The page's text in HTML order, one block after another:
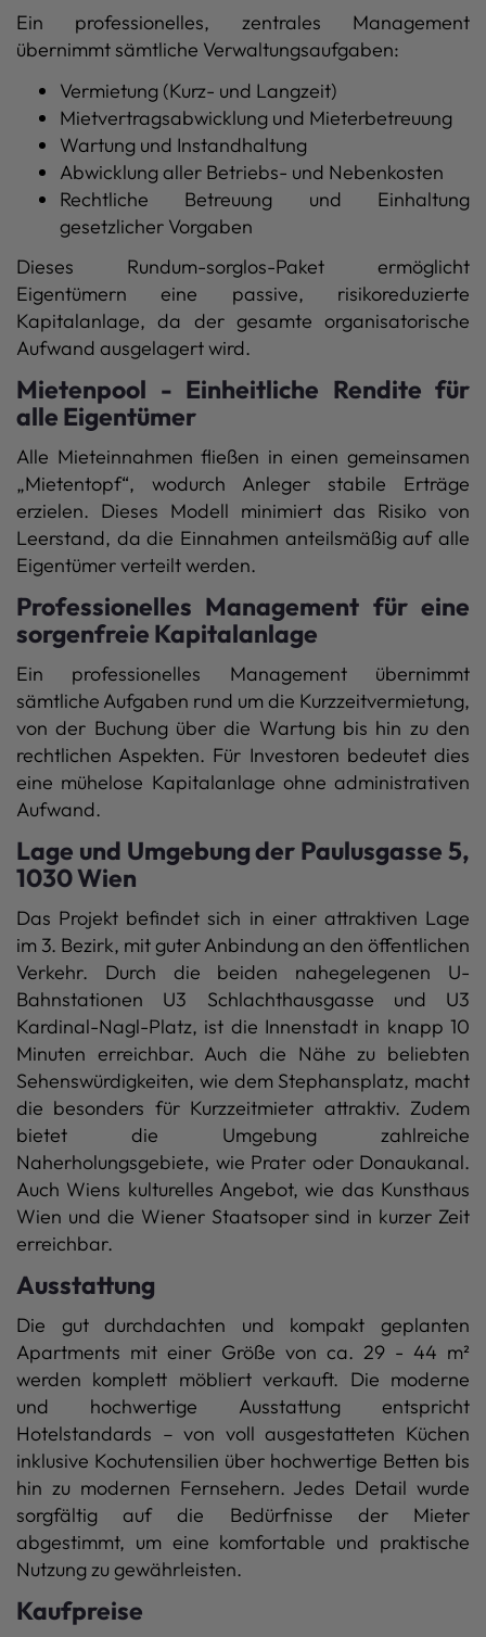
Ein professionelles, zentrales Management
übernimmt sämtliche Verwaltungsaufgaben:
Vermietung (Kurz- und Langzeit)
Mietvertragsabwicklung und Mieterbetreuung
Wartung und Instandhaltung
Abwicklung aller Betriebs- und Nebenkosten
Rechtliche Betreuung und Einhaltung
gesetzlicher Vorgaben
Dieses Rundum-sorglos-Paket ermöglicht
Eigentümern eine passive, risikoreduzierte
Kapitalanlage, da der gesamte organisatorische
Aufwand ausgelagert wird.
Mietenpool - Einheitliche Rendite für
alle Eigentümer
Alle Mieteinnahmen fließen in einen gemeinsamen
„Mietentopf“, wodurch Anleger stabile Erträge
erzielen. Dieses Modell minimiert das Risiko von
Leerstand, da die Einnahmen anteilsmäßig auf alle
Eigentümer verteilt werden.
Professionelles Management für eine
sorgenfreie Kapitalanlage
Ein professionelles Management übernimmt
sämtliche Aufgaben rund um die Kurzzeitvermietung,
von der Buchung über die Wartung bis hin zu den
rechtlichen Aspekten. Für Investoren bedeutet dies
eine mühelose Kapitalanlage ohne administrativen
Aufwand.
Lage und Umgebung der Paulusgasse 5,
1030 Wien
Das Projekt befindet sich in einer attraktiven Lage
im 3. Bezirk, mit guter Anbindung an den öffentlichen
Verkehr. Durch die beiden nahegelegenen U-
Bahnstationen U3 Schlachthausgasse und U3
Kardinal-Nagl-Platz, ist die Innenstadt in knapp 10
Minuten erreichbar. Auch die Nähe zu beliebten
Sehenswürdigkeiten, wie dem Stephansplatz, macht
die besonders für Kurzzeitmieter attraktiv. Zudem
bietet die Umgebung zahlreiche
Naherholungsgebiete, wie Prater oder Donaukanal.
Auch Wiens kulturelles Angebot, wie das Kunsthaus
Wien und die Wiener Staatsoper sind in kurzer Zeit
erreichbar.
Ausstattung
Die gut durchdachten und kompakt geplanten
Apartments mit einer Größe von ca. 29 - 44 m²
werden komplett möbliert verkauft. Die moderne
und hochwertige Ausstattung entspricht
Hotelstandards – von voll ausgestatteten Küchen
inklusive Kochutensilien über hochwertige Betten bis
hin zu modernen Fernsehern. Jedes Detail wurde
sorgfältig auf die Bedürfnisse der Mieter
abgestimmt, um eine komfortable und praktische
Nutzung zu gewährleisten.
Kaufpreise